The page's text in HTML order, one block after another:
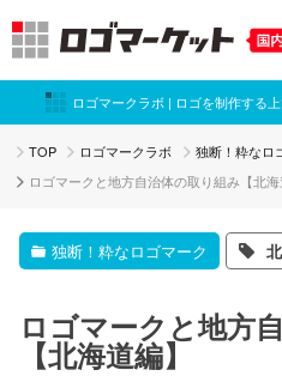
ロゴマークラボ | ロゴを制作する
TOP ロゴマークラボ 独断！粋なロ
ロゴマークと地方自治体の取り組み【北海
独断！粋なロゴマーク
ロゴマークと地方
【北海道編】